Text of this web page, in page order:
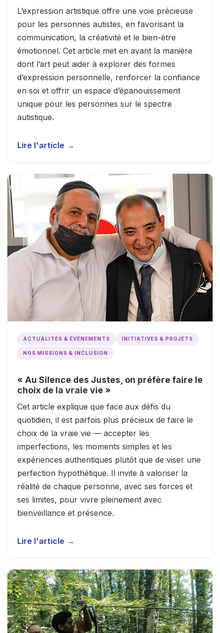
L’expression artistique offre une voie précieuse
pour les personnes autistes, en favorisant la
communication, la créativité et le bien-être
émotionnel. Cet article met en avant la manière
dont l’art peut aider à explorer des formes
d’expression personnelle, renforcer la confiance
en soi et offrir un espace d’épanouissement
unique pour les personnes sur le spectre
autistique.
Lire l'article →
ACTUALITÉS & ÉVÉNEMENTS INITIATIVES & PROJETS
NOS MISSIONS & INCLUSION
« Au Silence des Justes, on préfère faire le
choix de la vraie vie »
Cet article explique que face aux défis du
quotidien, il est parfois plus précieux de faire le
choix de la vraie vie — accepter les
imperfections, les moments simples et les
expériences authentiques plutôt que de viser une
perfection hypothétique. Il invite à valoriser la
réalité de chaque personne, avec ses forces et
ses limites, pour vivre pleinement avec
bienveillance et présence.
Lire l'article →